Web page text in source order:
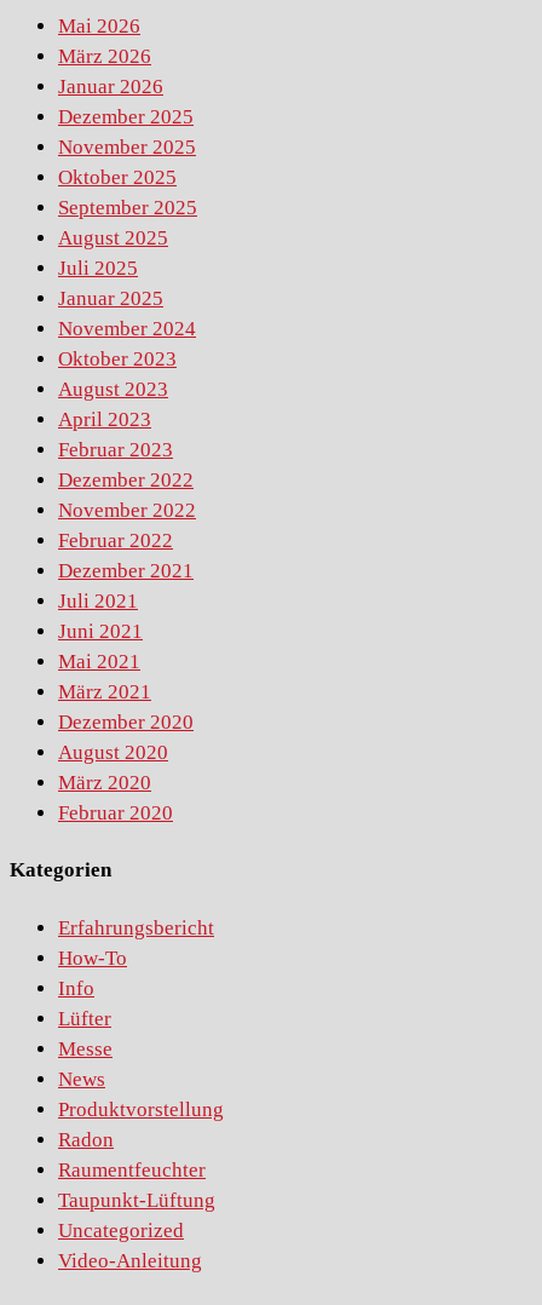
Mai 2026
März 2026
Januar 2026
Dezember 2025
November 2025
Oktober 2025
September 2025
August 2025
Juli 2025
Januar 2025
November 2024
Oktober 2023
August 2023
April 2023
Februar 2023
Dezember 2022
November 2022
Februar 2022
Dezember 2021
Juli 2021
Juni 2021
Mai 2021
März 2021
Dezember 2020
August 2020
März 2020
Februar 2020
Kategorien
Erfahrungsbericht
How-To
Info
Lüfter
Messe
News
Produktvorstellung
Radon
Raumentfeuchter
Taupunkt-Lüftung
Uncategorized
Video-Anleitung